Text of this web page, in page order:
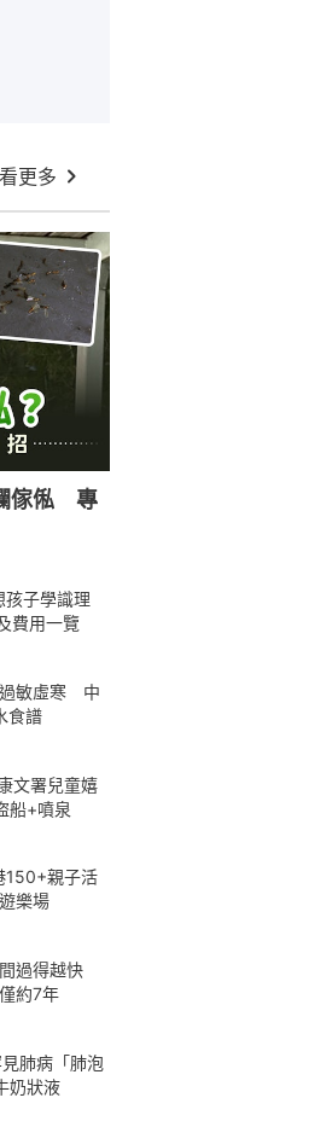
更多
傢俬 專
子學識理
費用一覽
過敏虛寒 中
食譜
文署兒童嬉
船+噴泉
150+親子活
樂場
過得越快
約7年
肺病「肺泡
奶狀液